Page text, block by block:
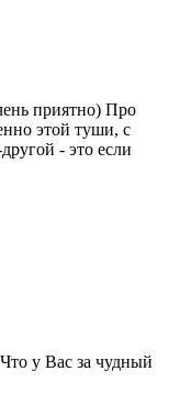
приятно) Про
этой туши, с
- это если
у Вас за чудный